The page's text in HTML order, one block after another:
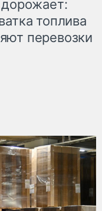
дорожает:
топлива
перевозки